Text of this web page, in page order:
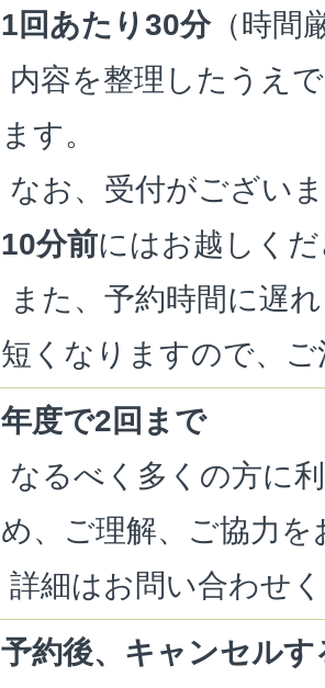
1回あたり30分（時間
内容を整理したうえ
ます。
なお、受付がござい
10分前にはお越しく
また、予約時間に遅
短くなりますので、
年度で2回まで
なるべく多くの方に
め、ご理解、ご協力
詳細はお問い合わせ
予約後、キャンセル